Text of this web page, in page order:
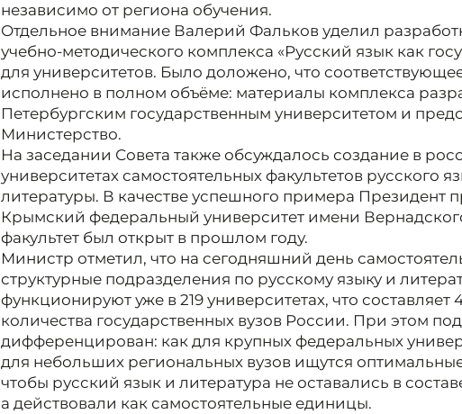
независимо от региона обучения.
Отдельное внимание Валерий Фальков уделил
учебно-методического комплекса «Русский язык как
для университетов. Было доложено, что
исполнено в полном объёме: материалы комплекса
Петербургским государственным университетом и
Министерство.
На заседании Совета также обсуждалось создание в
университетах самостоятельных факультетов русского
литературы. В качестве успешного примера Президент
Крымский федеральный университет имени
факультет был открыт в прошлом году.
Министр отметил, что на сегодняшний день
структурные подразделения по русскому языку и
функционируют уже в 219 университетах, что составляет
количества государственных вузов России. При этом
дифференцирован: как для крупных федеральных
для небольших региональных вузов ищутся
чтобы русский язык и литература не оставались в
а действовали как самостоятельные единицы.